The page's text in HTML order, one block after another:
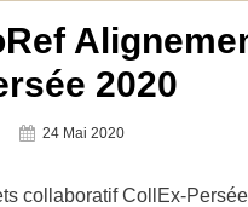
2020
Posted
24 Mai 2020
collaboratif CollEx-